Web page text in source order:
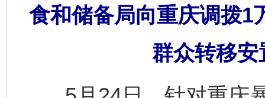
食和储备局向重庆调拨1
群众转移